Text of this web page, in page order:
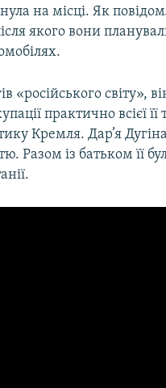
на місці. Як
якого вони
«російського світу»,
практично всієї
Кремля. Дар’я Дугіна
Разом із батьком її